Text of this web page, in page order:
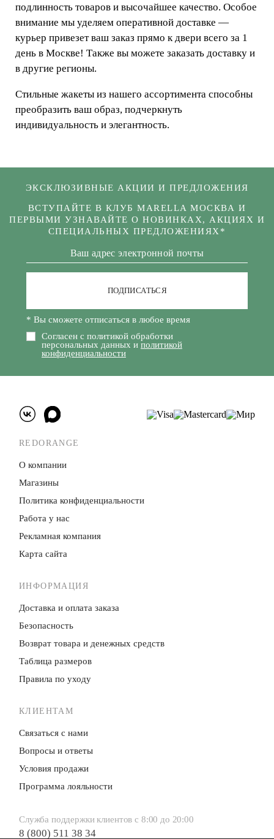
подлинность товаров и высочайшее качество. Особое
внимание мы уделяем оперативной доставке —
курьер привезет ваш заказ прямо к двери всего за 1
день в Москве! Также вы можете заказать доставку и
в другие регионы.
Стильные жакеты из нашего ассортимента способны
преобразить ваш образ, подчеркнуть
индивидуальность и элегантность.
ЭКСКЛЮЗИВНЫЕ АКЦИИ И ПРЕДЛОЖЕНИЯ
ВСТУПАЙТЕ В КЛУБ MARELLA МОСКВА И
ПЕРВЫМИ УЗНАВАЙТЕ О НОВИНКАХ, АКЦИЯХ И
СПЕЦИАЛЬНЫХ ПРЕДЛОЖЕНИЯХ*
ПОДПИСАТЬСЯ
Согласен с политикой обработки
персональных данных и политикой
конфиденциальности
* Вы сможете отписаться в любое время
REDORANGE
О компании
Магазины
Политика конфиденци­альности
Работа у нас
Рекламная компания
Карта сайта
ИНФОРМАЦИЯ
Доставка и оплата заказа
Безопасность
Возврат товара и денежных средств
Таблица размеров
Правила по уходу
КЛИЕНТАМ
Связаться с нами
Вопросы и ответы
Условия продажи
Программа лояльности
Служба поддержки клиентов с 8:00 до 20:00
8 (800) 511 38 34